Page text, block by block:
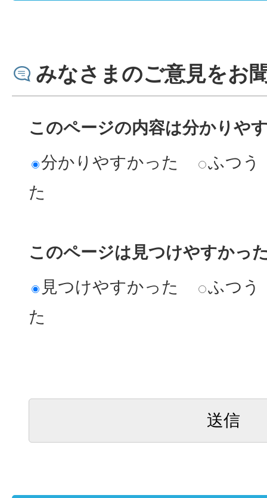
みなさまのご意見をお
このページの内容は分かりや
分かりやすかった
ふつう
た
このページは見つけやすかっ
見つけやすかった
ふつう
た